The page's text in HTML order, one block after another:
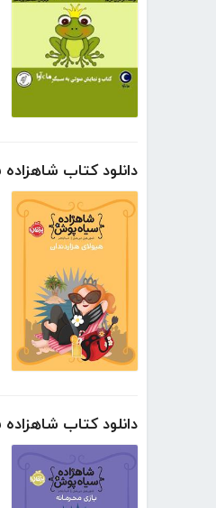
دانلود کتاب شاهزاده سیاه پوش 4:
دانلود کتاب شاهزاده سیاه